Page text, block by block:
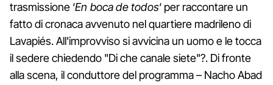
trasmissione ‘En boca de todos‘ per raccontare un
fatto di cronaca avvenuto nel quartiere madrileno di
Lavapiés. All'improvviso si avvicina un uomo e le tocca
il sedere chiedendo "Di che canale siete"?. Di fronte
alla scena, il conduttore del programma – Nacho Abad